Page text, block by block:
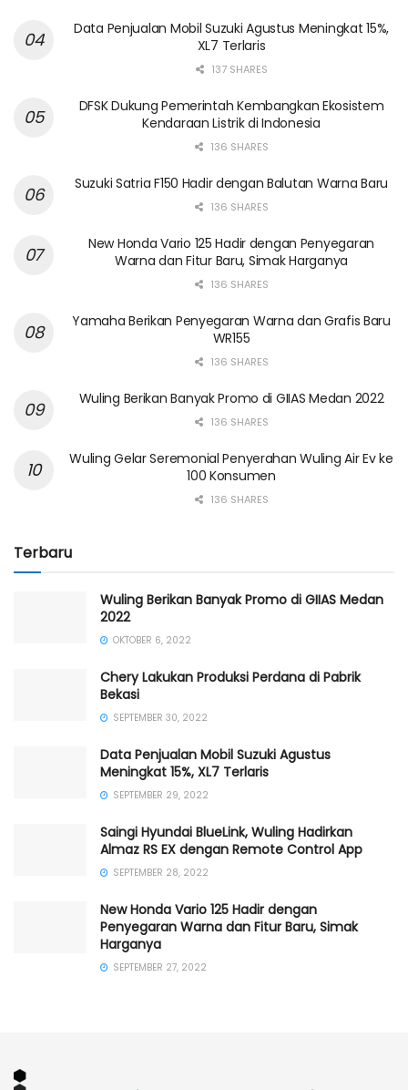
Data Penjualan Mobil Suzuki Agustus Meningkat 15%,
XL7 Terlaris
137 SHARES
DFSK Dukung Pemerintah Kembangkan Ekosistem
Kendaraan Listrik di Indonesia
136 SHARES
Suzuki Satria F150 Hadir dengan Balutan Warna Baru
136 SHARES
New Honda Vario 125 Hadir dengan Penyegaran
Warna dan Fitur Baru, Simak Harganya
136 SHARES
Yamaha Berikan Penyegaran Warna dan Grafis Baru
WR155
136 SHARES
Wuling Berikan Banyak Promo di GIIAS Medan 2022
136 SHARES
Wuling Gelar Seremonial Penyerahan Wuling Air Ev ke
100 Konsumen
136 SHARES
Terbaru
Wuling Berikan Banyak Promo di GIIAS Medan
2022
OKTOBER 6, 2022
Chery Lakukan Produksi Perdana di Pabrik
Bekasi
SEPTEMBER 30, 2022
Data Penjualan Mobil Suzuki Agustus
Meningkat 15%, XL7 Terlaris
SEPTEMBER 29, 2022
Saingi Hyundai BlueLink, Wuling Hadirkan
Almaz RS EX dengan Remote Control App
SEPTEMBER 28, 2022
New Honda Vario 125 Hadir dengan
Penyegaran Warna dan Fitur Baru, Simak
Harganya
SEPTEMBER 27, 2022